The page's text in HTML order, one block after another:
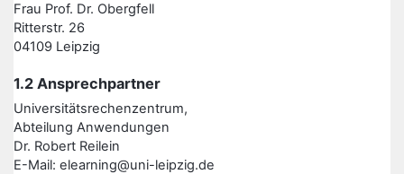
Frau Prof. Dr. Obergfell
Ritterstr. 26
04109 Leipzig
1.2 Ansprechpartner
Universitätsrechenzentrum,
Abteilung Anwendungen
Dr. Robert Reilein
E-Mail: elearning@uni-leipzig.de